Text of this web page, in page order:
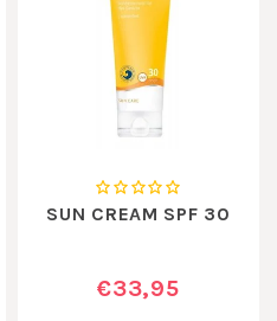
SUN CREAM SPF 30
€33,95